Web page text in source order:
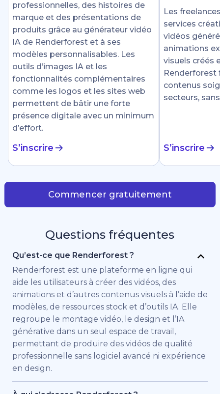
professionnelles, des histoires de
marque et des présentations de
produits grâce au générateur vidéo
IA de Renderforest et à ses
modèles personnalisables. Les
outils d’images IA et les
fonctionnalités complémentaires
comme les logos et les sites web
permettent de bâtir une forte
présence digitale avec un minimum
d’effort.
S’inscrire
Les
services
vidéos
animations
visuels créés
Renderforest
contenus
secteurs,
S’inscrire
Commencer gratuitement
Questions fréquentes
Qu’est-ce que Renderforest ?
Renderforest est une plateforme en ligne qui
aide les utilisateurs à créer des vidéos, des
animations et d’autres contenus visuels à l’aide de
modèles, de ressources stock et d’outils IA. Elle
regroupe le montage vidéo, le design et l’IA
générative dans un seul espace de travail,
permettant de produire des vidéos de qualité
professionnelle sans logiciel avancé ni expérience
en design.